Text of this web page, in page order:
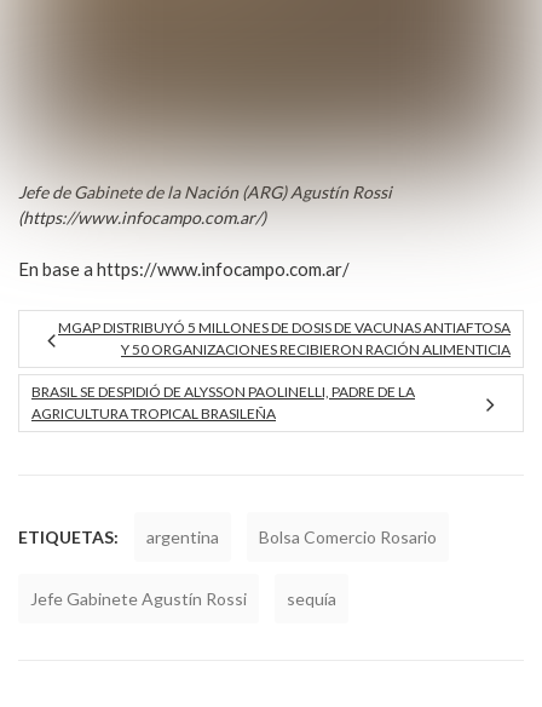
Jefe de Gabinete de la Nación (ARG) Agustín Rossi
(https://www.infocampo.com.ar/)
En base a https://www.infocampo.com.ar/
MGAP DISTRIBUYÓ 5 MILLONES DE DOSIS DE VACUNAS ANTIAFTOSA
Y 50 ORGANIZACIONES RECIBIERON RACIÓN ALIMENTICIA
BRASIL SE DESPIDIÓ DE ALYSSON PAOLINELLI, PADRE DE LA
AGRICULTURA TROPICAL BRASILEÑA
ETIQUETAS: argentina Bolsa Comercio Rosario
Jefe Gabinete Agustín Rossi sequía